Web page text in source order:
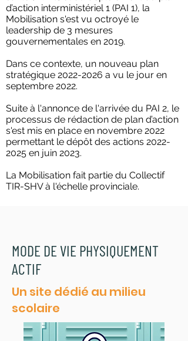
d’action interministériel 1 (PAI 1), la
Mobilisation s'est vu octroyé le
leadership de 3 mesures
gouvernementales en 2019.
Dans ce contexte, un nouveau plan
stratégique 2022-2026 a vu le jour en
septembre 2022.
Suite à l'annonce de l'arrivée du PAI 2, le
processus de rédaction de plan d’action
s'est mis en place en novembre 2022
permettant le dépôt des actions 2022-
2025 en juin 2023.
La Mobilisation fait partie du Collectif
TIR-SHVà l'échelle provinciale.
MODE DE VIE PHYSIQUEMENT
ACTIF
Un site dédié au milieu
scolaire